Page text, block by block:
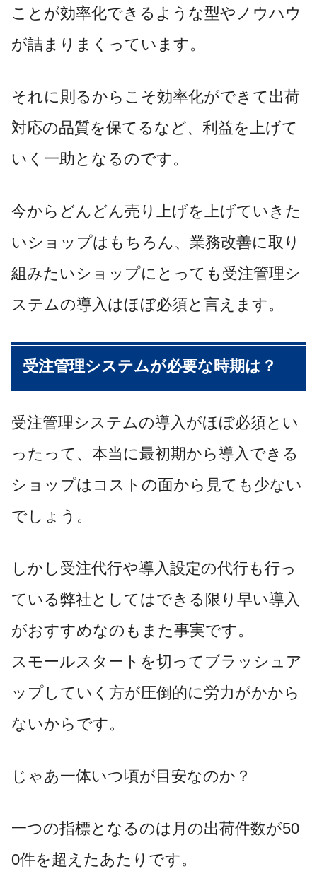
ことが効率化できるような型やノウハウ
が詰まりまくっています。
それに則るからこそ効率化ができて出荷
対応の品質を保てるなど、利益を上げて
いく一助となるのです。
今からどんどん売り上げを上げていきた
いショップはもちろん、業務改善に取り
組みたいショップにとっても受注管理シ
ステムの導入はほぼ必須と言えます。
受注管理システムが必要な時期は？
受注管理システムの導入がほぼ必須とい
ったって、本当に最初期から導入できる
ショップはコストの面から見ても少ない
でしょう。
しかし受注代行や導入設定の代行も行っ
ている弊社としてはできる限り早い導入
がおすすめなのもまた事実です。
スモールスタートを切ってブラッシュア
ップしていく方が圧倒的に労力がかから
ないからです。
じゃあ一体いつ頃が目安なのか？
一つの指標となるのは月の出荷件数が50
0件を超えたあたりです。